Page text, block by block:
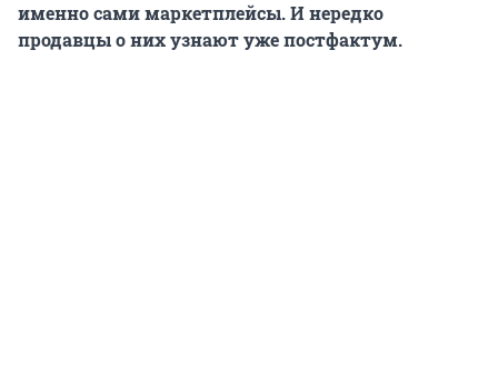
именно сами маркетплейсы. И нередко
продавцы о них узнают уже постфактум.